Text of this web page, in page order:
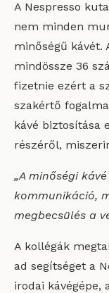
A Nespresso
nem minden
minőségű kávét.
mindössze 36
fizetnie ezért a
szakértő
kávé biztosítása
részéről,
„A minőségi
kommunikáció,
megbecsülés a
A kollégák
ad segítséget a
irodai kávégépe,